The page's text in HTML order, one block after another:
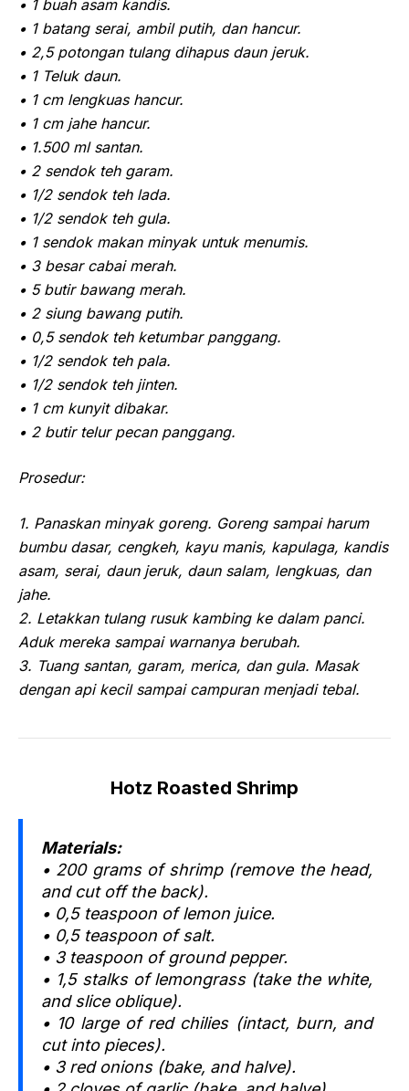
• 1 buah asam kandis.
• 1 batang serai, ambil putih, dan hancur.
• 2,5 potongan tulang dihapus daun jeruk.
• 1 Teluk daun.
• 1 cm lengkuas hancur.
• 1 cm jahe hancur.
• 1.500 ml santan.
• 2 sendok teh garam.
• 1/2 sendok teh lada.
• 1/2 sendok teh gula.
• 1 sendok makan minyak untuk menumis.
• 3 besar cabai merah.
• 5 butir bawang merah.
• 2 siung bawang putih.
• 0,5 sendok teh ketumbar panggang.
• 1/2 sendok teh pala.
• 1/2 sendok teh jinten.
• 1 cm kunyit dibakar.
• 2 butir telur pecan panggang.
Prosedur:
1. Panaskan minyak goreng. Goreng sampai harum
bumbu dasar, cengkeh, kayu manis, kapulaga, kandis
asam, serai, daun jeruk, daun salam, lengkuas, dan
jahe.
2. Letakkan tulang rusuk kambing ke dalam panci.
Aduk mereka sampai warnanya berubah.
3. Tuang santan, garam, merica, dan gula. Masak
dengan api kecil sampai campuran menjadi tebal.
Hotz Roasted Shrimp
Materials:
• 200 grams of shrimp (remove the head,
and cut off the back).
• 0,5 teaspoon of lemon juice.
• 0,5 teaspoon of salt.
• 3 teaspoon of ground pepper.
• 1,5 stalks of lemongrass (take the white,
and slice oblique).
• 10 large of red chilies (intact, burn, and
cut into pieces).
• 3 red onions (bake, and halve).